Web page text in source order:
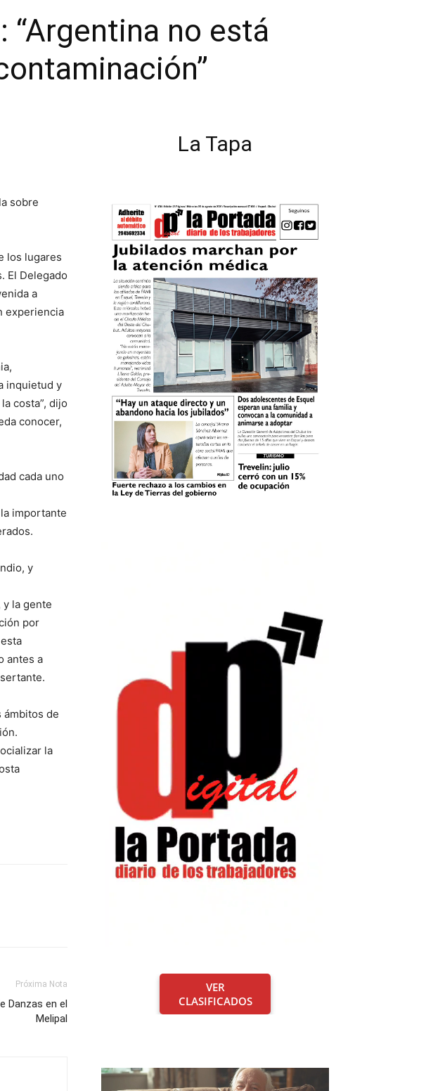
“Argentina no está
sobre
los lugares
El Delegado
a
experiencia
inquietud y
costa”, dijo
conocer,
cada uno
importante
y
la gente
por
antes a
ámbitos de
la
Próxima Nota
Danzas en el
Melipal
La Tapa
VER
CLASIFICADOS